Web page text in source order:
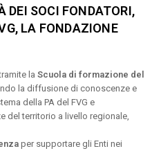
DEI SOCI FONDATORI,
LA FONDAZIONE
laScuola di formazione del
la diffusione di conoscenze e
della PA del FVG e
del territorio a livello regionale,
per supportare gli Enti nei